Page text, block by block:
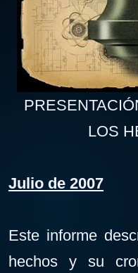
LOS
Julio de 2007
Este informe
hechos y su